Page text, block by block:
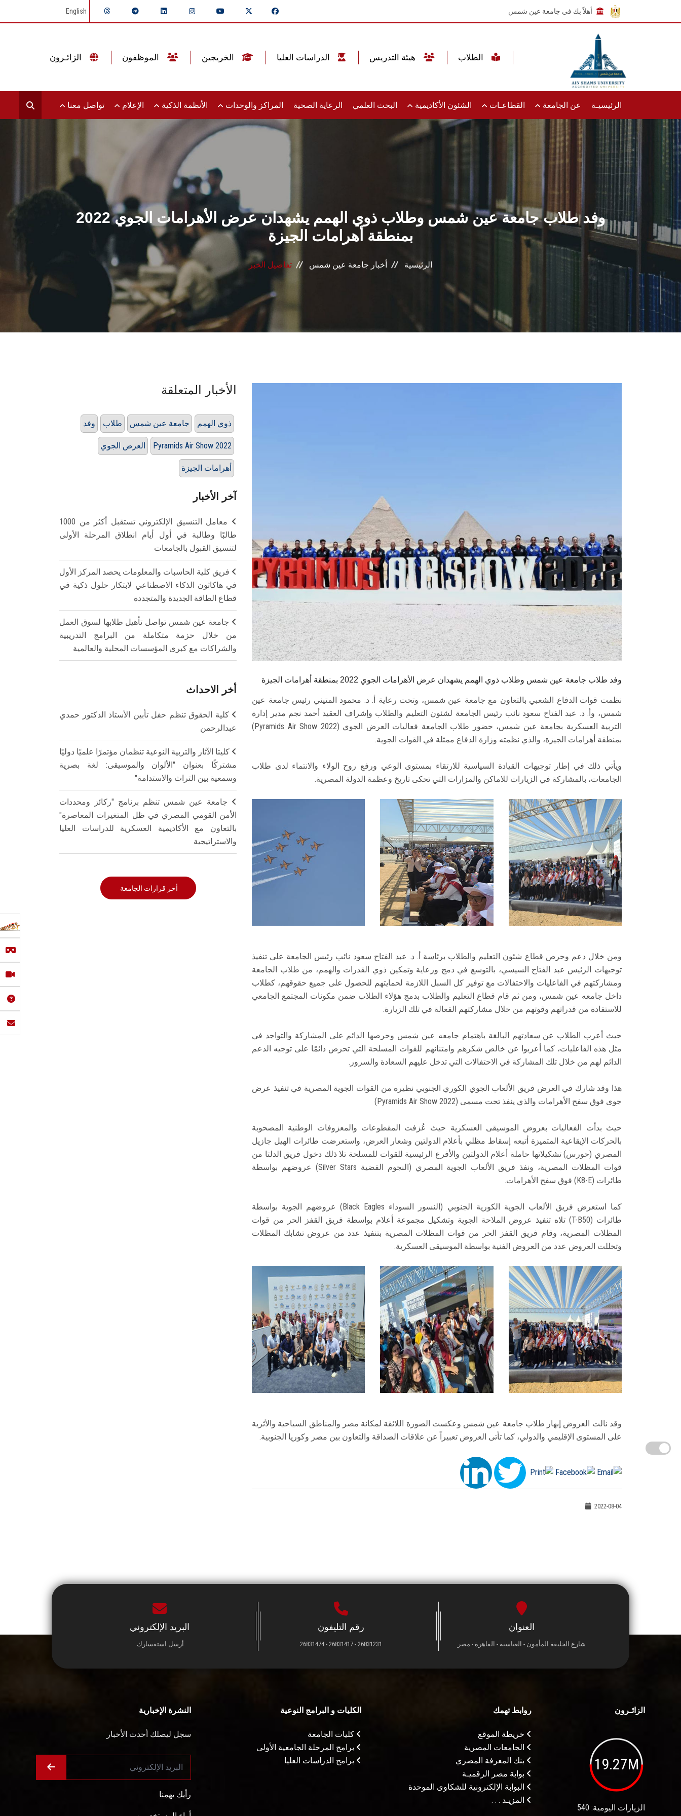
أهلاً بك في جامعة عين شمس English
الرئيسيـة عن الجامعة القطاعـات الشئون الأكاديمية البحث العلمي الرعاية الصحية المراكز والوحدات الأنظمة الذكية الإعلام تواصل معنا
وفد طلاب جامعة عين شمس وطلاب ذوي الهمم يشهدان عرض الأهرامات الجوي 2022
بمنطقة أهرامات الجيزة
الرئيسية أخبار جامعة عين شمس تفاصيل الخبر
وفد طلاب جامعة عين شمس وطلاب ذوي الهمم يشهدان عرض الأهرامات الجوي 2022 بمنطقة أهرامات الجيزة
نظمت قوات الدفاع الشعبي بالتعاون مع جامعة عين شمس، وتحت رعاية أ. د. محمود المتيني رئيس جامعة عين
شمس، وأ. د. عبد الفتاح سعود نائب رئيس الجامعة لشئون التعليم والطلاب وإشراف العقيد أحمد نجم مدير إدارة
التربية العسكرية بجامعة عين شمس، حضور طلاب الجامعة فعاليات العرض الجوي (Pyramids Air Show 2022)
بمنطقة أهرامات الجيزة، والذي نظمته وزارة الدفاع ممثلة في القوات الجوية.
ويأتي ذلك في إطار توجيهات القيادة السياسية للارتقاء بمستوى الوعي ورفع روح الولاء والانتماء لدى طلاب
الجامعات، بالمشاركة في الزيارات للاماكن والمزارات التي تحكى تاريخ وعظمة الدولة المصرية.
ومن خلال دعم وحرص قطاع شئون التعليم والطلاب برئاسة أ. د. عبد الفتاح سعود نائب رئيس الجامعة على تنفيذ
توجيهات الرئيس عبد الفتاح السيسي، بالتوسع في دمج ورعاية وتمكين ذوي القدرات والهمم، من طلاب الجامعة
ومشاركتهم في الفاعليات والاحتفالات مع توفير كل السبل اللازمة لحمايتهم للحصول على جميع حقوقهم، كطلاب
داخل جامعه عين شمس، ومن ثم قام قطاع التعليم والطلاب بدمج هؤلاء الطلاب ضمن مكونات المجتمع الجامعي
للاستفادة من قدراتهم وقوتهم من خلال مشاركتهم الفعالة في تلك الزيارة.
حيث أعرب الطلاب عن سعادتهم البالغة باهتمام جامعه عين شمس وحرصها الدائم على المشاركة والتواجد في
مثل هذه الفاعليات، كما أعربوا عن خالص شكرهم وامتنانهم للقوات المسلحة التي تحرص دائمًا على توجيه الدعم
الدائم لهم من خلال تلك المشاركة في الاحتفالات التي تدخل عليهم السعادة والسرور.
هذا وقد شارك في العرض فريق الألعاب الجوي الكوري الجنوبي نظيره من القوات الجوية المصرية في تنفيذ عرض
جوى فوق سفح الأهرامات والذي ينفذ تحت مسمى (Pyramids Air Show 2022)
حيث بدأت الفعاليات بعروض الموسيقى العسكرية حيث عُزفت المقطوعات والمعزوفات الوطنية المصحوبة
بالحركات الإيقاعية المتميزة أتبعه إسقاط مظلي بأعلام الدولتين وشعار العرض، واستعرضت طائرات الهيل جازيل
المصري (حورس) تشكيلاتها حاملة أعلام الدولتين والأفرع الرئيسية للقوات للمسلحة تلا ذلك دخول فريق الدلتا من
قوات المظلات المصرية، ونفذ فريق الألعاب الجوية المصري (النجوم الفضية Silver Stars) عروضهم بواسطة
طائرات (K8-E) فوق سفح الأهرامات.
كما استعرض فريق الألعاب الجوية الكورية الجنوبي (النسور السوداء Black Eagles) عروضهم الجوية بواسطة
طائرات (T-B50) تلاه تنفيذ عروض الملاحة الجوية وتشكيل مجموعة أعلام بواسطة فريق القفز الحر من قوات
المظلات المصرية، وقام فريق القفز الحر من قوات المظلات المصرية بتنفيذ عدد من عروض تشابك المظلات
وتخللت العروض عدد من العروض الفنية بواسطة الموسيقى العسكرية.
وقد نالت العروض إبهار طلاب جامعة عين شمس وعكست الصورة اللائقة لمكانة مصر والمناطق السياحية والأثرية
على المستوى الإقليمي والدولي، كما تأتى العروض تعبيراً عن علاقات الصداقة والتعاون بين مصر وكوريا الجنوبية.
2022-08-04
الأخبار المتعلقة
وفد طلاب جامعة عين شمس ذوي الهمم
العرض الجوي Pyramids Air Show 2022
أهرامات الجيزة
آخر الأخبار
معامل التنسيق الإلكتروني تستقبل أكثر من 1000
طالبًا وطالبة في أول أيام انطلاق المرحلة الأولى
لتنسيق القبول بالجامعات
فريق كلية الحاسبات والمعلومات يحصد المركز الأول
في هاكاثون الذكاء الاصطناعي لابتكار حلول ذكية في
قطاع الطاقة الجديدة والمتجددة
جامعة عين شمس تواصل تأهيل طلابها لسوق العمل
من خلال حزمة متكاملة من البرامج التدريبية
والشراكات مع كبرى المؤسسات المحلية والعالمية
أخر الاحداث
كلية الحقوق تنظم حفل تأبين الأستاذ الدكتور حمدي
عبدالرحمن
كليتا الآثار والتربية النوعية تنظمان مؤتمرًا علميًا دوليًا
مشتركًا بعنوان "الألوان والموسيقى: لغة بصرية
وسمعية بين التراث والاستدامة"
جامعة عين شمس تنظم برنامج "ركائز ومحددات
الأمن القومي المصري في ظل المتغيرات المعاصرة"
بالتعاون مع الأكاديمية العسكرية للدراسات العليا
والاستراتيجية
أخر قرارات الجامعة
العنوان
شارع الخليفة المأمون - العباسية - القاهرة - مصر
رقم التليفون
26831231 - 26831417 - 26831474
البريد الإلكتروني
أرسل استفسارك.
الزائـرون
19.27M
الزيارات اليومية: 540
روابط تهمك
خريطة الموقع
الجامعات المصرية
بنك المعرفة المصري
بوابة مصر الرقميـة
البوابة الإلكترونية للشكاوى الموحدة
المزيـد . . .
الكليات و البرامج النوعية
كليات الجامعة
برامج المرحلة الجامعية الأولى
برامج الدراسات العليا
النشرة الإخبارية
سجل ليصلك أحدث الأخبار
رأيك يهمنا